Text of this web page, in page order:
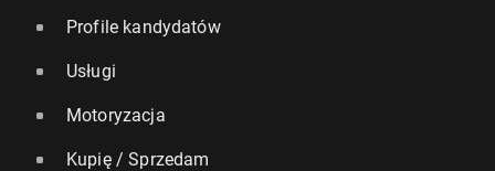
Profile kandydatów
Usługi
Motoryzacja
Kupię / Sprzedam